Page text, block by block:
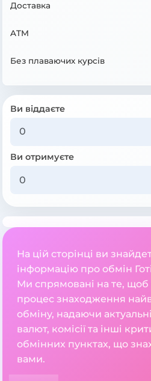
Доставка
ATM
Без плаваючих курсів
Ви віддаєте
Ви отримуєте
На цій сторінці ви
інформацію про обмін
Ми спрямовані на те, щоб
процес знаходження
обміну, надаючи
валют, комісії та інші
обмінних пунктах, що
вами.